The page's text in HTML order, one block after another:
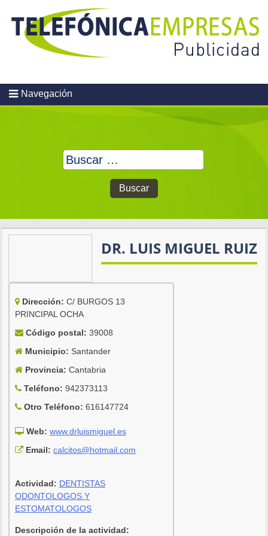
content
Navegación
Buscar:
DR. LUIS MIGUEL RUIZ
Dirección: C/ BURGOS 13
PRINCIPAL OCHA
Código postal: 39008
Municipio: Santander
Provincia: Cantabria
Teléfono: 942373113
Otro Teléfono: 616147724
Web: www.drluismiguel.es
Email: calcitos@hotmail.com
Actividad: DENTISTAS
ODONTOLOGOS Y
ESTOMATOLOGOS
Descripción de la actividad: